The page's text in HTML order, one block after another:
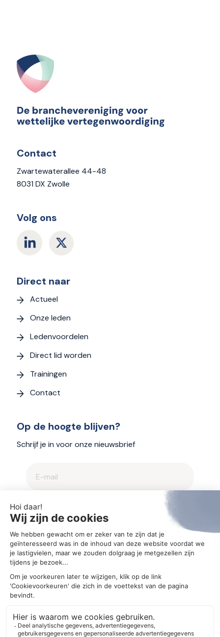
Contact
Zwartewaterallee 44-48
8031 DX Zwolle
Volg ons
Direct naar
Actueel
Onze leden
Ledenvoordelen
Direct lid worden
Trainingen
Contact
Op de hoogte blijven?
Schrijf je in voor onze nieuwsbrief
2025 © Aegis
Privacybeleid en cookieverklaring
Cookie-instellingen